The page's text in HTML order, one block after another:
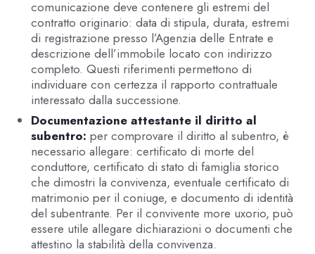
comunicazione deve contenere gli estremi del
contratto originario: data di stipula, durata, estremi
di registrazione presso l’Agenzia delle Entrate e
descrizione dell’immobile locato con indirizzo
completo. Questi riferimenti permettono di
individuare con certezza il rapporto contrattuale
interessato dalla successione.
Documentazione attestante il diritto al
subentro: per comprovare il diritto al subentro, è
necessario allegare: certificato di morte del
conduttore, certificato di stato di famiglia storico
che dimostri la convivenza, eventuale certificato di
matrimonio per il coniuge, e documento di identità
del subentrante. Per il convivente more uxorio, può
essere utile allegare dichiarazioni o documenti che
attestino la stabilità della convivenza.